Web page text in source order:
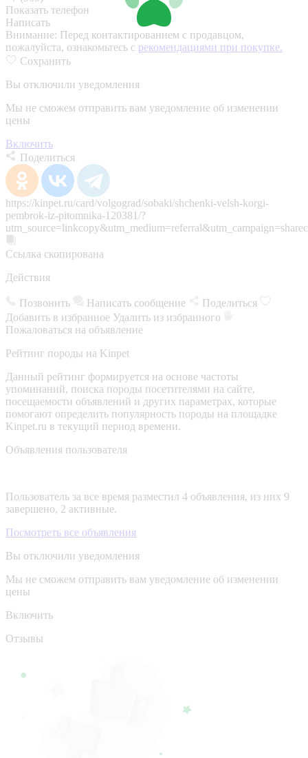
Показать телефон
Написать
Внимание: Перед контактированием с продавцом,
пожалуйста, ознакомьтесь с рекомендациями при покупке.
Сохранить
Вы отключили уведомления
Мы не сможем отправить вам уведомление об изменении
цены
Включить
Поделиться
https://kinpet.ru/card/volgograd/sobaki/shchenki-velsh-korgi-
pembrok-iz-pitomnika-120381/?
Ссылка скопирована
Действия
Позвонить Написать сообщение
Поделиться
Добавить в избранное Удалить из избранного
Пожаловаться на объявление
Рейтинг породы на Kinpet
Данный рейтинг формируется на основе частоты
упоминаний, поиска породы посетителями на сайте,
посещаемости объявлений и других параметрах, которые
помогают определить популярность породы на площадке
Kinpet.ru в текущий период времени.
Объявления пользователя
Пользователь за все время разместил 4 объявления, из них 9
завершено, 2 активные.
Посмотреть все объявления
Вы отключили уведомления
Мы не сможем отправить вам уведомление об изменении
цены
Включить
Отзывы